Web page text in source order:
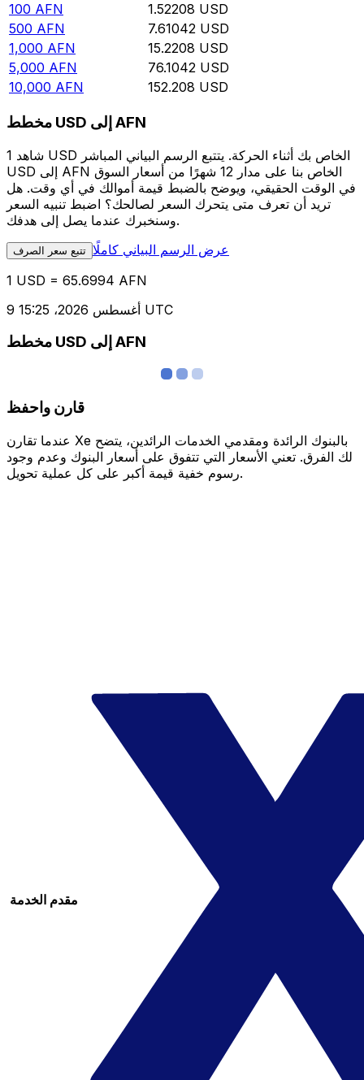
100 AFN 1.52208 USD
500 AFN 7.61042 USD
1,000 AFN 15.2208 USD
5,000 AFN 76.1042 USD
10,000 AFN 152.208 USD
مخطط USD إلى AFN
شاهد 1 USD الخاص بك أثناء الحركة. يتتبع الرسم البياني المباشر
USD إلى AFN الخاص بنا على مدار 12 شهرًا من أسعار السوق
في الوقت الحقيقي، ويوضح بالضبط قيمة أموالك في أي وقت. هل
تريد أن تعرف متى يتحرك السعر لصالحك؟ اضبط تنبيه السعر
وسنخبرك عندما يصل إلى هدفك.
تتبع سعر الصرف عرض الرسم البياني كاملًا
1 USD = 65.6994 AFN
9 أغسطس 2026، 15:25 UTC
مخطط USD إلى AFN
قارن واحفظ
عندما تقارن Xe بالبنوك الرائدة ومقدمي الخدمات الرائدين، يتضح
لك الفرق. تعني الأسعار التي تتفوق على أسعار البنوك وعدم وجود
رسوم خفية قيمة أكبر على كل عملية تحويل.
مقدم الخدمة